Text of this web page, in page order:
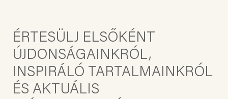
ÉRTESÜLJ ELSŐKÉNT
ÚJDONSÁGAINKRÓL,
INSPIRÁLÓ TARTALMAINKRÓL
ÉS AKTUÁLIS